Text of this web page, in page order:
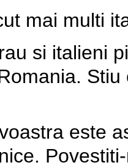
mai multi
si italieni
este